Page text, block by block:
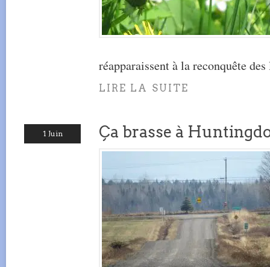
réapparaissent à la reconquête
LIRE LA SUITE
1 Juin Ça brasse à